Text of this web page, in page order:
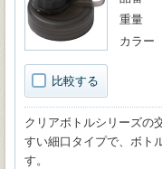
比較する
重量
カラー
クリアボトルシリーズの
すい細口タイプで、ボト
す。